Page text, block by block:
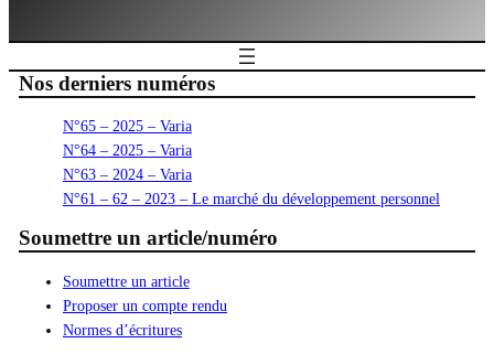
Nos derniers numéros
N°65 – 2025 – Varia
N°64 – 2025 – Varia
N°63 – 2024 – Varia
N°61 – 62 – 2023 – Le marché du développement personnel
Soumettre un article/numéro
Soumettre un article
Proposer un compte rendu
Normes d’écritures